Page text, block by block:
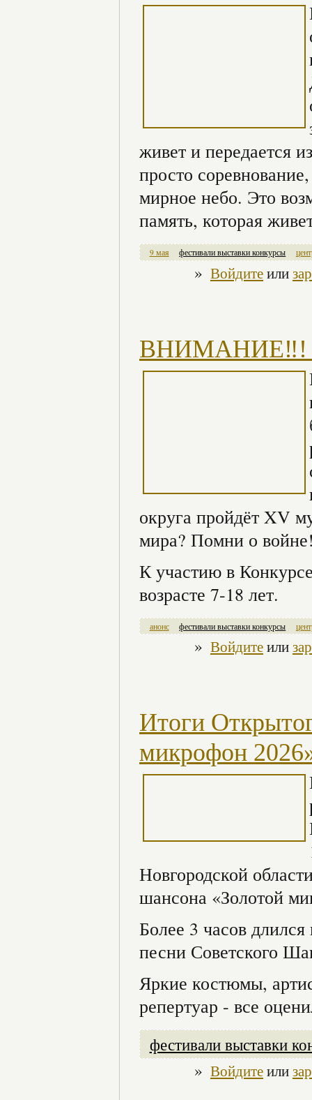
живет и передается
просто
мирное небо. Это
память, которая
9 мая фестивали выставки конкурсы
» Войдитеили
ВНИМАНИЕ‼!
округа пройдёт XV
мира? Помни о
К участию в
возрасте 7-18 лет.
анонс фестивали выставки конкурсы
» Войдитеили
Итоги
микрофон
Новгородской
шансона «Золотой
Более 3 часов
песни Советского
Яркие костюмы,
репертуар - все
фестивали выставки
» Войдитеили